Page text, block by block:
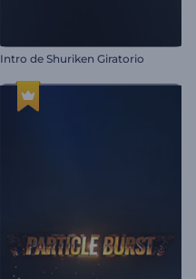
Intro de Shuriken Giratorio